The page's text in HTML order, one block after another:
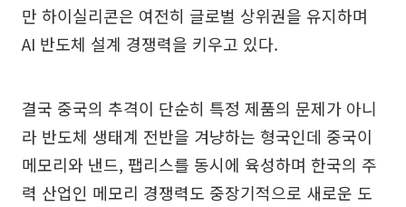
만 하이실리콘은 여전히 글로벌 상위권을 유지하며
AI 반도체 설계 경쟁력을 키우고 있다.
결국 중국의 추격이 단순히 특정 제품의 문제가 아니
라 반도체 생태계 전반을 겨냥하는 형국인데 중국이
메모리와 낸드, 팹리스를 동시에 육성하며 한국의 주
력 산업인 메모리 경쟁력도 중장기적으로 새로운 도